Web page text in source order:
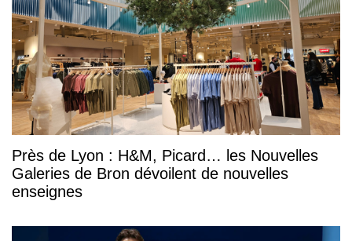
Près de Lyon : H&M, Picard… les Nouvelles
Galeries de Bron dévoilent de nouvelles
enseignes